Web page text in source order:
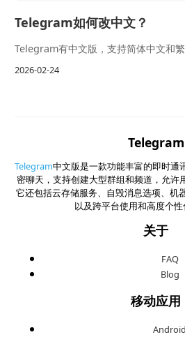
Telegram如何改中文？
Telegram有中文版，支持简体中文和
2026-02-24
Telegram
Telegram中文版是一款功能丰富的即时通
密聊天，支持创建大型群组和频道，允许
它还包括云存储服务、自毁消息选项、机
以及跨平台使用和高度个
关于
FAQ
Blog
移动应用
Android